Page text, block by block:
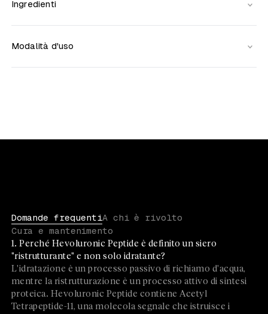
Ingredienti
Modalità d'uso
Domande frequentiA chi è rivolto
Cura e mantenimento
1. Perché Hevoluronic Peptide è definito un siero
"ristrutturante" e non solo idratante?
L'idratazione è un processo passivo di richiamo d'acqua,
mentre la ristrutturazione è un processo attivo di sintesi
proteica. Hevoluronic Peptide contiene Acetyl
Tetrapeptide-11, una molecola segnale che istruisce i